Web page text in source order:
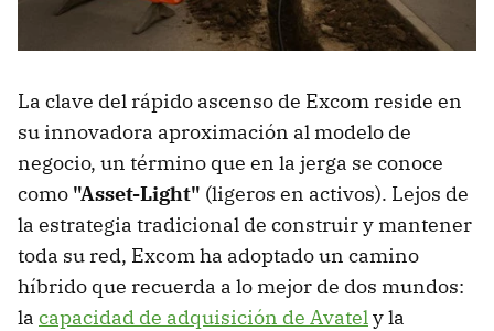
La clave del rápido ascenso de Excom reside en
su innovadora aproximación al modelo de
negocio, un término que en la jerga se conoce
como "Asset-Light" (ligeros en activos). Lejos de
la estrategia tradicional de construir y mantener
toda su red, Excom ha adoptado un camino
híbrido que recuerda a lo mejor de dos mundos:
la capacidad de adquisición de Avately la